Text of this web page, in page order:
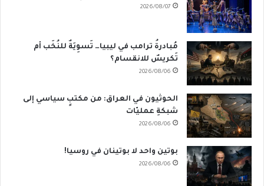
2026/08/07
مُبادرةُ ترامب في ليبيا… تَسوِيَةٌ للنُخَب أم
تَكريسٌ للانقسام؟
2026/08/06
الحوثيون في العراق: من مكتبٍ سياسي إلى
شبكةِ عمليّات
2026/08/06
بوتين واحد لا بوتينان في روسيا!
2026/08/06